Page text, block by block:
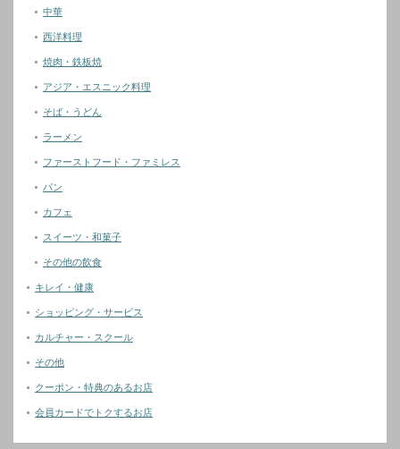
中華
西洋料理
焼肉・鉄板焼
アジア・エスニック料理
そば・うどん
ラーメン
ファーストフード・ファミレス
パン
カフェ
スイーツ・和菓子
その他の飲食
キレイ・健康
ショッピング・サービス
カルチャー・スクール
その他
クーポン・特典のあるお店
会員カードでトクするお店